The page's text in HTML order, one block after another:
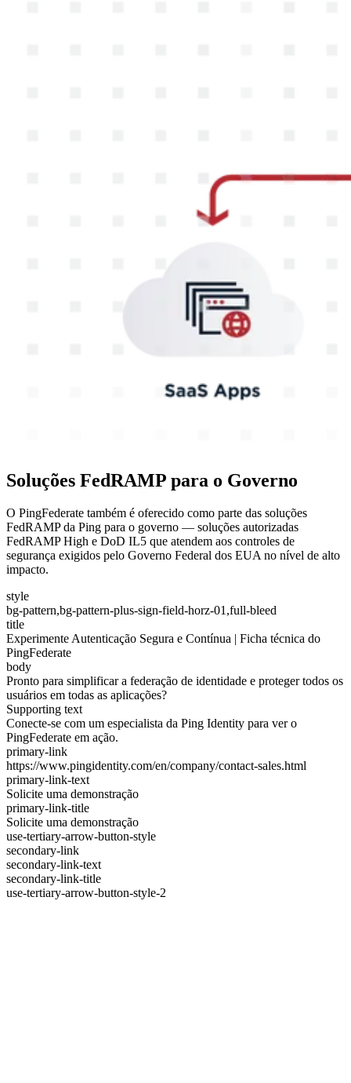
Soluções FedRAMP para o Governo
O PingFederate também é oferecido como parte das soluções
FedRAMP da Ping para o governo — soluções autorizadas
FedRAMP High e DoD IL5 que atendem aos controles de
segurança exigidos pelo Governo Federal dos EUA no nível de alto
impacto.
style
bg-pattern,bg-pattern-plus-sign-field-horz-01,full-bleed
title
Experimente Autenticação Segura e Contínua | Ficha técnica do
PingFederate
body
Pronto para simplificar a federação de identidade e proteger todos os
usuários em todas as aplicações?
Supporting text
Conecte-se com um especialista da Ping Identity para ver o
PingFederate em ação.
primary-link
https://www.pingidentity.com/en/company/contact-sales.html
primary-link-text
Solicite uma demonstração
primary-link-title
Solicite uma demonstração
use-tertiary-arrow-button-style
secondary-link
secondary-link-text
secondary-link-title
use-tertiary-arrow-button-style-2